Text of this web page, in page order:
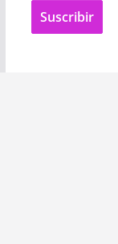
Suscribir